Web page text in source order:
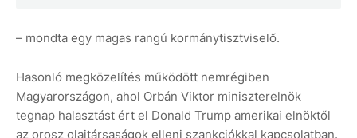
– mondta egy magas rangú kormánytisztviselő.
Hasonló megközelítés működött nemrégiben
Magyarországon, ahol Orbán Viktor miniszterelnök
tegnap halasztást ért el Donald Trump amerikai elnöktől
az orosz olajtársaságok elleni szankciókkal kapcsolatban.